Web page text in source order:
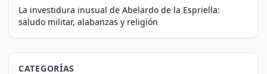
La investidura inusual de Abelardo de la Espriella:
saludo militar, alabanzas y religión
CATEGORÍAS